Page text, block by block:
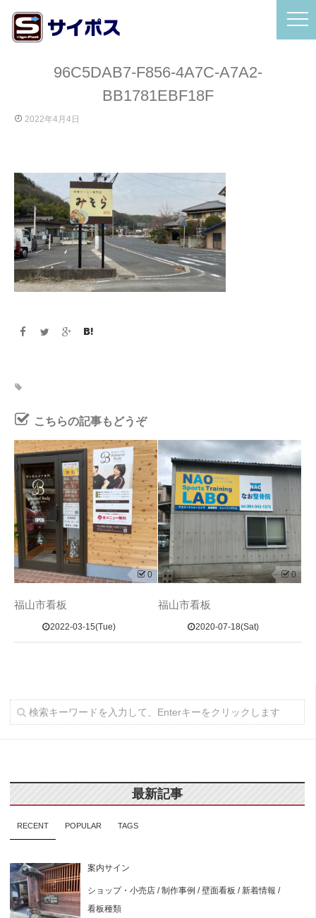
96C5DAB7-F856-4A7C-A7A2-
BB1781EBF18F
2022年4月4日
こちらの記事もどうぞ
0
福山市看板
2022-03-15(Tue)
0
福山市看板
2020-07-18(Sat)
最新記事
RECENT POPULAR TAGS
案内サイン
ショップ・小売店 /制作事例 /壁面看板 /新着情報 /
看板種類